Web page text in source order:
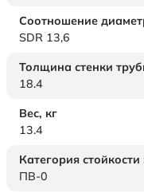
Соотношение
SDR 13,6
Толщина стенки
18.4
Вес, кг
13.4
Категория
ПВ-0